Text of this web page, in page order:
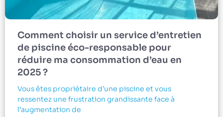
Comment choisir un service d’entretien
de piscine éco-responsable pour
réduire ma consommation d’eau en
2025 ?
Vous êtes propriétaire d’une piscine et vous
ressentez une frustration grandissante face à
l’augmentation de